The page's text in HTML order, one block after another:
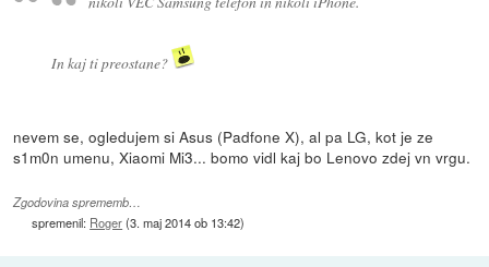
In kaj ti preostane?
nevem se, ogledujem si Asus (Padfone X), al pa LG, kot je ze
s1m0n umenu, Xiaomi Mi3... bomo vidl kaj bo Lenovo zdej vn vrgu.
Zgodovina sprememb…
spremenil: Roger(3. maj 2014 ob 13:42)